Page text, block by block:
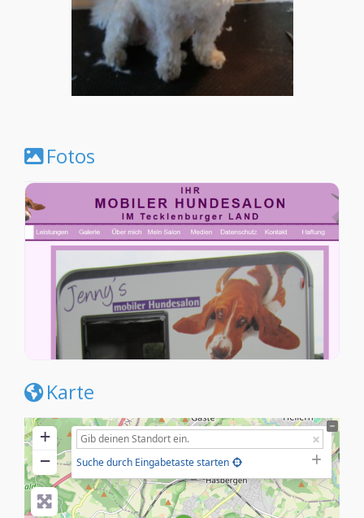
Fotos
Karte
+
−
Suche durch Eingabetaste starten